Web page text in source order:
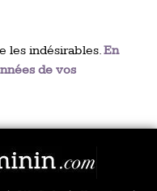
les indésirables.En
de vos